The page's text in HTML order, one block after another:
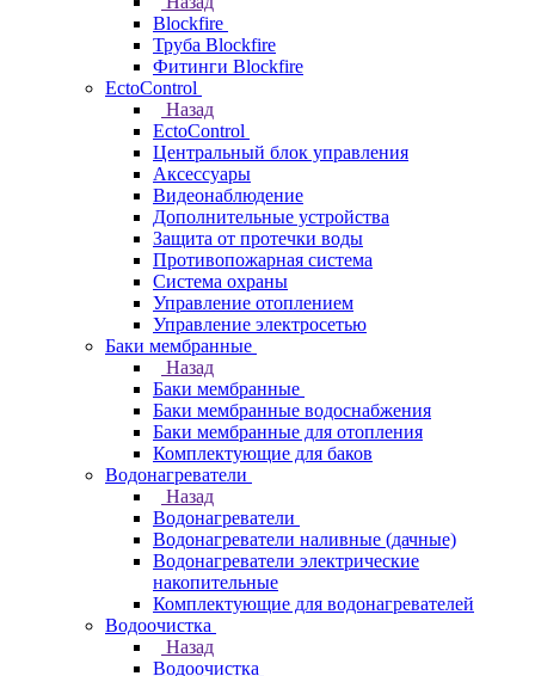
Blockfire
Труба Blockfire
Фитинги Blockfire
EctoControl
Назад
EctoControl
Центральный блок управления
Аксессуары
Видеонаблюдение
Дополнительные устройства
Защита от протечки воды
Противопожарная система
Система охраны
Управление отоплением
Управление электросетью
Баки мембранные
Назад
Баки мембранные
Баки мембранные водоснабжения
Баки мембранные для отопления
Комплектующие для баков
Водонагреватели
Назад
Водонагреватели
Водонагреватели наливные (дачные)
Водонагреватели электрические
накопительные
Комплектующие для водонагревателей
Водоочистка
Назад
Водоочистка